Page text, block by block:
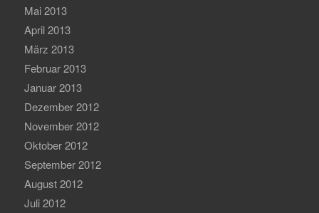
Mai 2013
April 2013
März 2013
Februar 2013
Januar 2013
Dezember 2012
November 2012
Oktober 2012
September 2012
August 2012
Juli 2012